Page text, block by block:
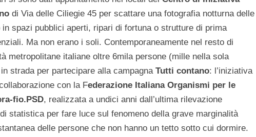
di Via delle Ciliegie 45 per scattare una fotografia notturna delle
in spazi pubblici aperti, ripari di fortuna o strutture di prima
Ma non erano i soli. Contemporaneamente nel resto di
metropolitane italiane oltre 6mila persone (mille nella sola
strada per partecipare alla campagna Tutti contano: l’iniziativa
con la Federazione Italiana Organismi per le
fio.PSD, realizzata a undici anni dall’ultima rilevazione
statistica per fare luce sul fenomeno della grave marginalità
delle persone che non hanno un tetto sotto cui dormire.